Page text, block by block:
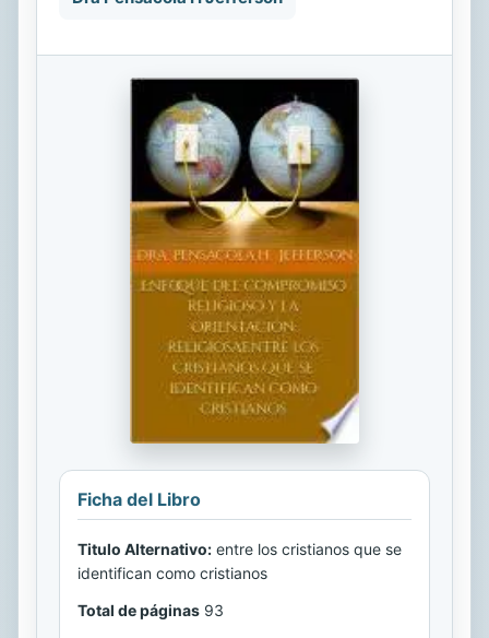
Ficha del Libro
Titulo Alternativo: entre los cristianos que se
identifican como cristianos
Total de páginas 93